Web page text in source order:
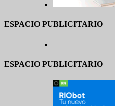
ESPACIO PUBLICITARIO
ESPACIO PUBLICITARIO